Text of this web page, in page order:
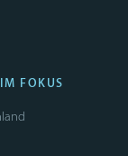
FOKUS